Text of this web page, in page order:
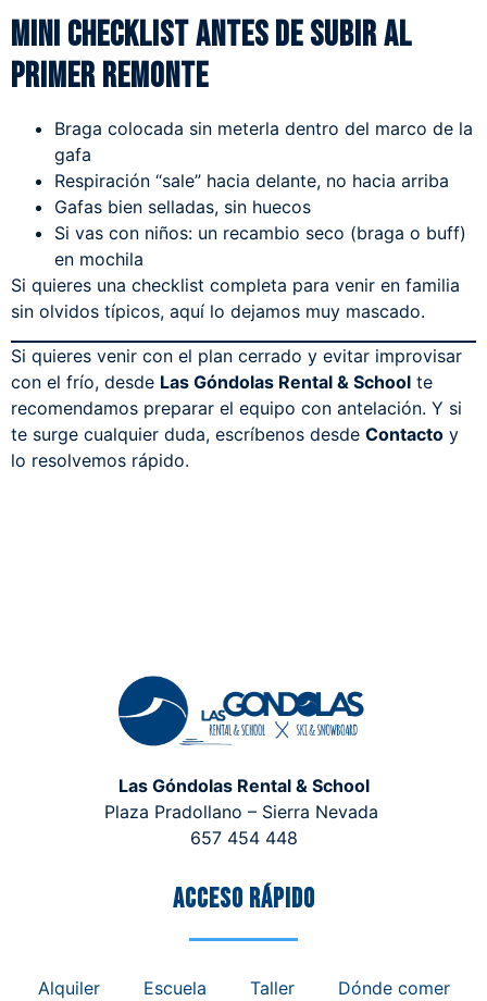
Mini checklist antes de subir al
primer remonte
Braga colocada sin meterla dentro del marco de la
gafa
Respiración “sale” hacia delante, no hacia arriba
Gafas bien selladas, sin huecos
Si vas con niños: un recambio seco (braga o buff)
en mochila
Si quieres una checklist completa para venir en familia
sin olvidos típicos, aquí lo dejamos muy mascado.
Si quieres venir con el plan cerrado y evitar improvisar
con el frío, desde Las Góndolas Rental & School te
recomendamos preparar el equipo con antelación. Y si
te surge cualquier duda, escríbenos desde Contacto y
lo resolvemos rápido.
Las Góndolas Rental & School
Plaza Pradollano – Sierra Nevada
657 454 448
Acceso rápido
Alquiler Escuela Taller Dónde comer